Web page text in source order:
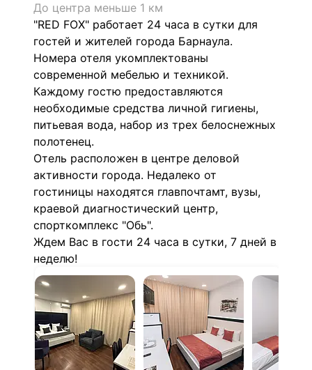
До центра меньше 1 км
"RED FOX" работает 24 часа в сутки для
гостей и жителей города Барнаула.
Номера отеля укомплектованы
современной мебелью и техникой.
Каждому гостю предоставляются
необходимые средства личной гигиены,
питьевая вода, набор из трех белоснежных
полотенец.
Отель расположен в центре деловой
активности города. Недалеко от
гостиницы находятся главпочтамт, вузы,
краевой диагностический центр,
спорткомплекс "Обь".
Ждем Вас в гости 24 часа в сутки, 7 дней в
неделю!